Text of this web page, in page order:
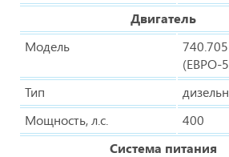
Двигатель
Модель
(ЕВРО-
Тип
Мощность, л.с.
400
Система питания